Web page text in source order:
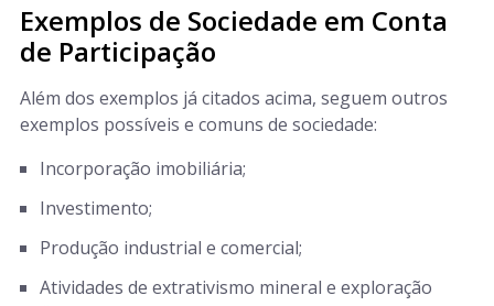
Exemplos de Sociedade em Conta
de Participação
Além dos exemplos já citados acima, seguem outros
exemplos possíveis e comuns de sociedade:
Incorporação imobiliária;
Investimento;
Produção industrial e comercial;
Atividades de extrativismo mineral e exploração